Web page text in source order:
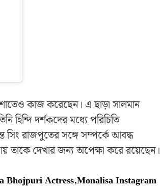
কাজ করেছেন। এ ছাড়া সালমান
হিন্দি দর্শকদের মধ্যে পরিচিতি
সিং রাজপুতের সঙ্গে সম্পর্কে আবদ্ধ
তাকে দেখার জন্য অপেক্ষা করে রয়েছেন।
Bhojpuri Actress,Monalisa Instagram